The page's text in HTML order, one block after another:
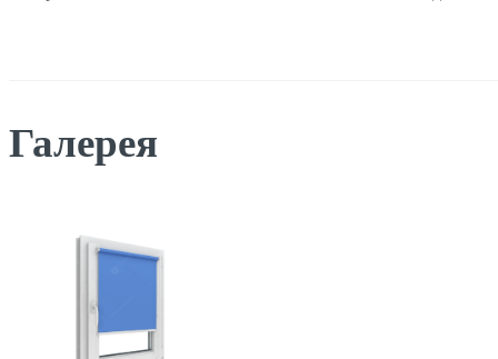
Галерея